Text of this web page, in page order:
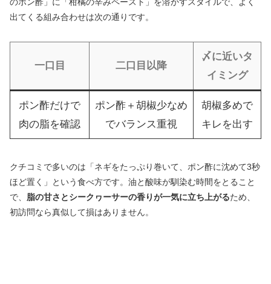
出てくる組み合わせは次の通りです。
一口目 二口目以降
〆に近いタ
イミング
ポン酢だけで
肉の脂を確認
ポン酢＋胡椒少なめ
でバランス重視
胡椒多めで
キレを出す
クチコミで多いのは「ネギをたっぷり巻いて、ポン酢に沈めて3秒
ほど置く」という食べ方です。油と酸味が馴染む時間をとること
で、 脂の甘さとシークヮーサーの香りが一気に立ち上がるため、
初訪問なら真似して損はありません。